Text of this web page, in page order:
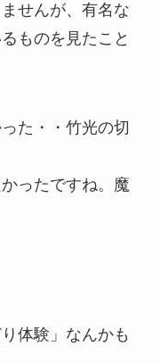
せんが、有名な
ものを見たこと
た・・竹光の切
ったですね。魔
体験」なんかも